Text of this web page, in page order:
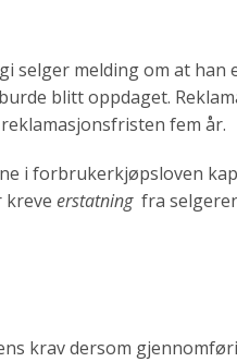
selger melding om at han
blitt oppdaget.
fem år.
i forbrukerkjøpsloven
kreve erstatning fra
krav dersom